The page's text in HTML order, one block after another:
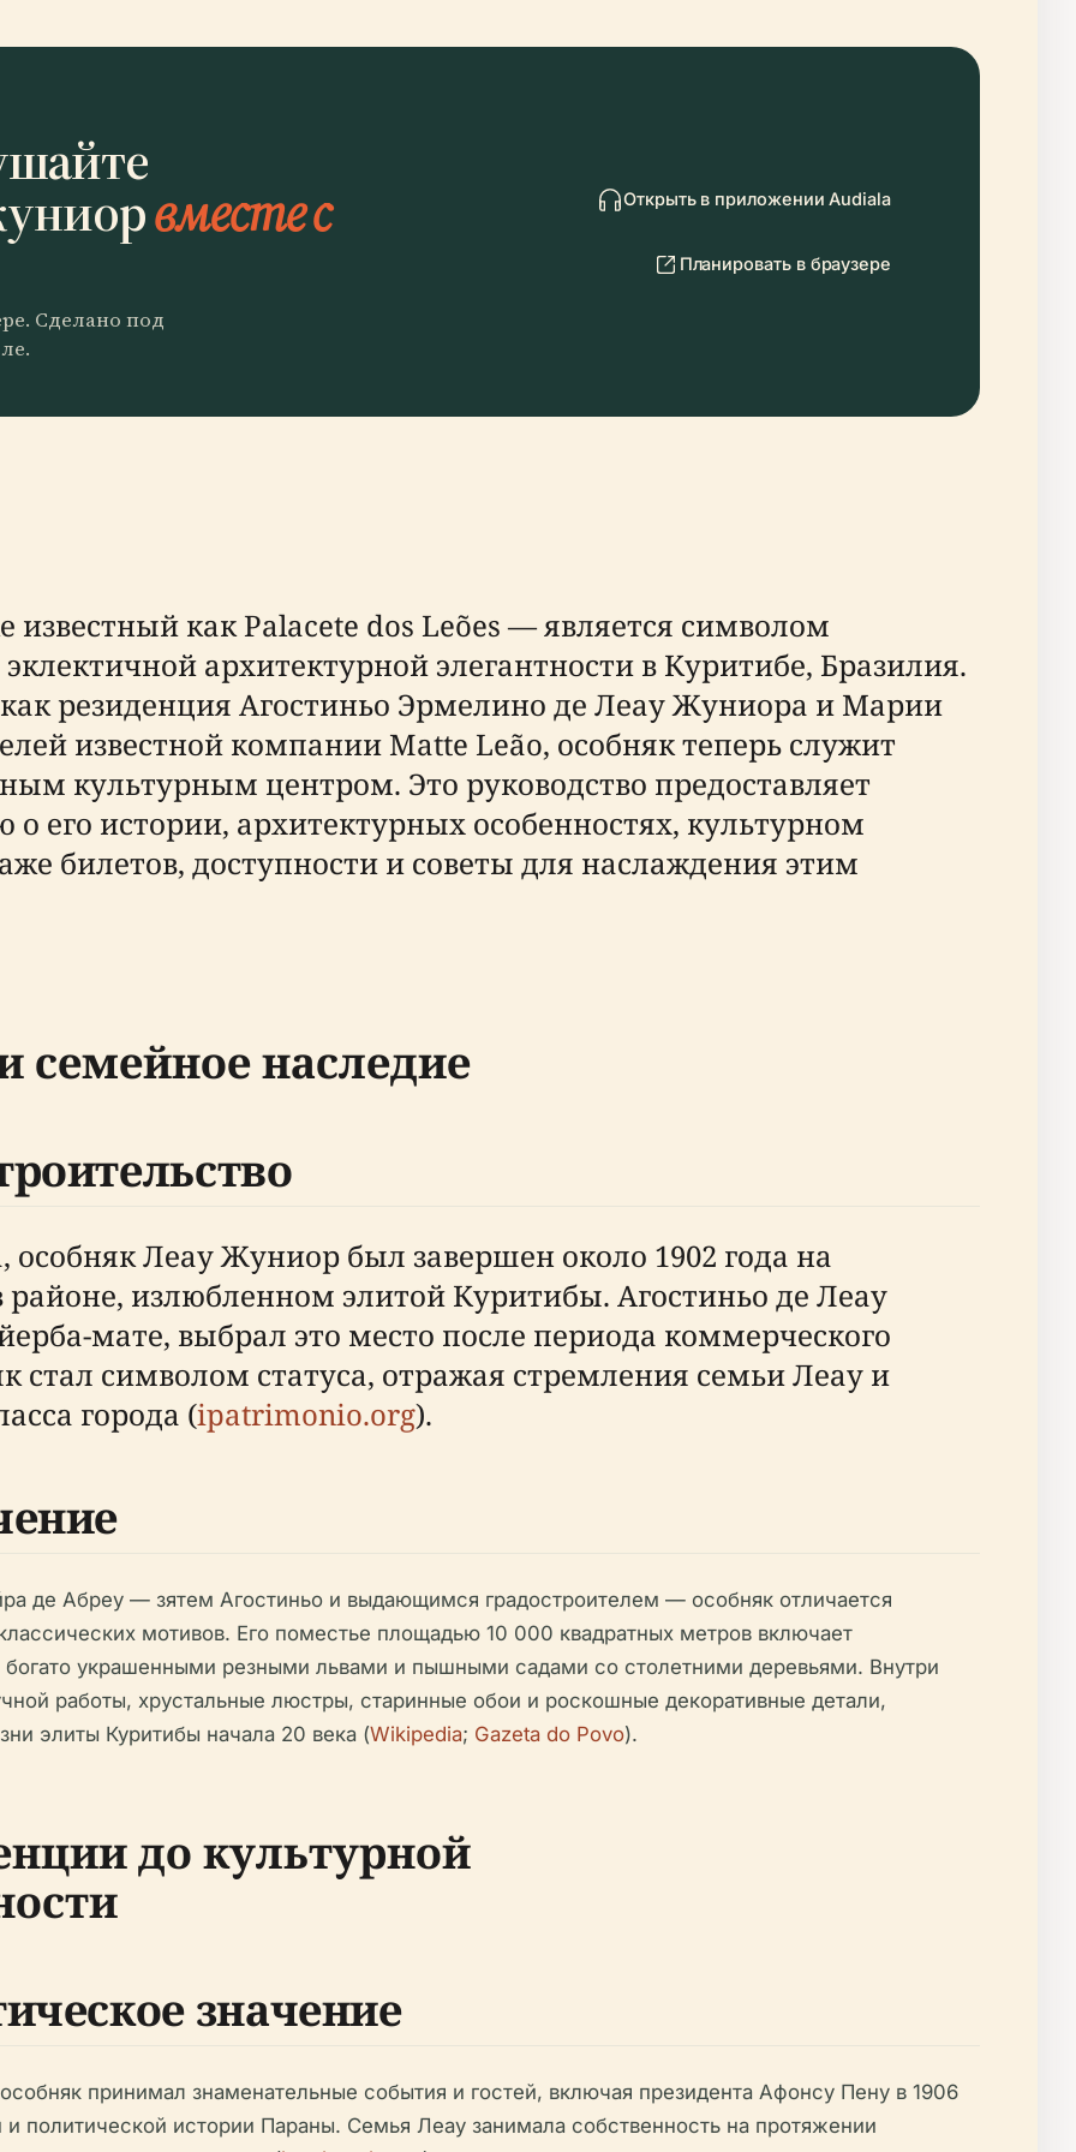
вместе с
Сделано под
Открыть в приложении Audiala
Планировать в браузере
как Palacete dos Leões — является символом
архитектурной элегантности в Куритибе, Бразилия.
резиденция Агостиньо Эрмелино де Леау Жуниора и Марии
известной компании Matte Leão, особняк теперь служит
культурным центром. Это руководство предоставляет
истории, архитектурных особенностях, культурном
билетов, доступности и советы для наслаждения этим
семейное наследие
особняк Леау Жуниор был завершен около 1902 года на
районе, излюбленном элитой Куритибы. Агостиньо де Леау
мате, выбрал это место после периода коммерческого
стал символом статуса, отражая стремления семьи Леау и
города (ipatrimonio.org).
де Абреу — зятем Агостиньо и выдающимся градостроителем — особняк отличается
мотивов. Его поместье площадью 10 000 квадратных метров включает
украшенными резными львами и пышными садами со столетними деревьями. Внутри
работы, хрустальные люстры, старинные обои и роскошные декоративные детали,
элиты Куритибы начала 20 века (Wikipedia; Gazeta do Povo).
до культурной
значение
принимал знаменательные события и гостей, включая президента Афонсу Пену в 1906
и политической истории Параны. Семья Леау занимала собственность на протяжении